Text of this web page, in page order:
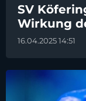
SV
Wirkung
16.04.2025 14:51